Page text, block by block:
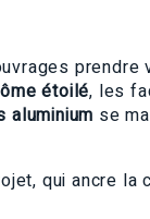
prendre
étoilé, les
aluminium se
qui ancre